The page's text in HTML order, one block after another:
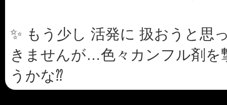
✨ もう少し 活発に 扱おうと思
きませんが…色々カンフル剤を
うかな⁇